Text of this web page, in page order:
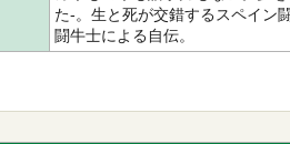
た-。生と死が交錯するスペイン
闘牛士による自伝。